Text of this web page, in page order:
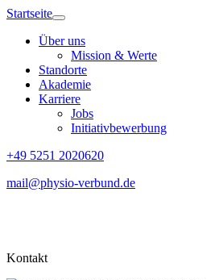
Startseite
Über uns
Mission & Werte
Standorte
Akademie
Karriere
Jobs
Initiativbewerbung
+49 5251 2020620
mail@physio-verbund.de
Kontakt